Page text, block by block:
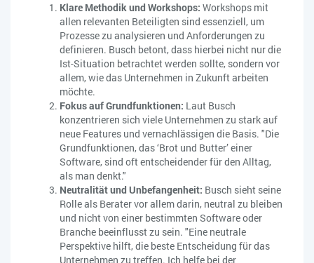
Klare Methodik und Workshops: Workshops mit
allen relevanten Beteiligten sind essenziell, um
Prozesse zu analysieren und Anforderungen zu
definieren. Busch betont, dass hierbei nicht nur die
Ist-Situation betrachtet werden sollte, sondern vor
allem, wie das Unternehmen in Zukunft arbeiten
möchte.
Fokus auf Grundfunktionen: Laut Busch
konzentrieren sich viele Unternehmen zu stark auf
neue Features und vernachlässigen die Basis. "Die
Grundfunktionen, das ‘Brot und Butter’ einer
Software, sind oft entscheidender für den Alltag,
als man denkt."
Neutralität und Unbefangenheit: Busch sieht seine
Rolle als Berater vor allem darin, neutral zu bleiben
und nicht von einer bestimmten Software oder
Branche beeinflusst zu sein. "Eine neutrale
Perspektive hilft, die beste Entscheidung für das
Unternehmen zu treffen. Ich helfe bei der